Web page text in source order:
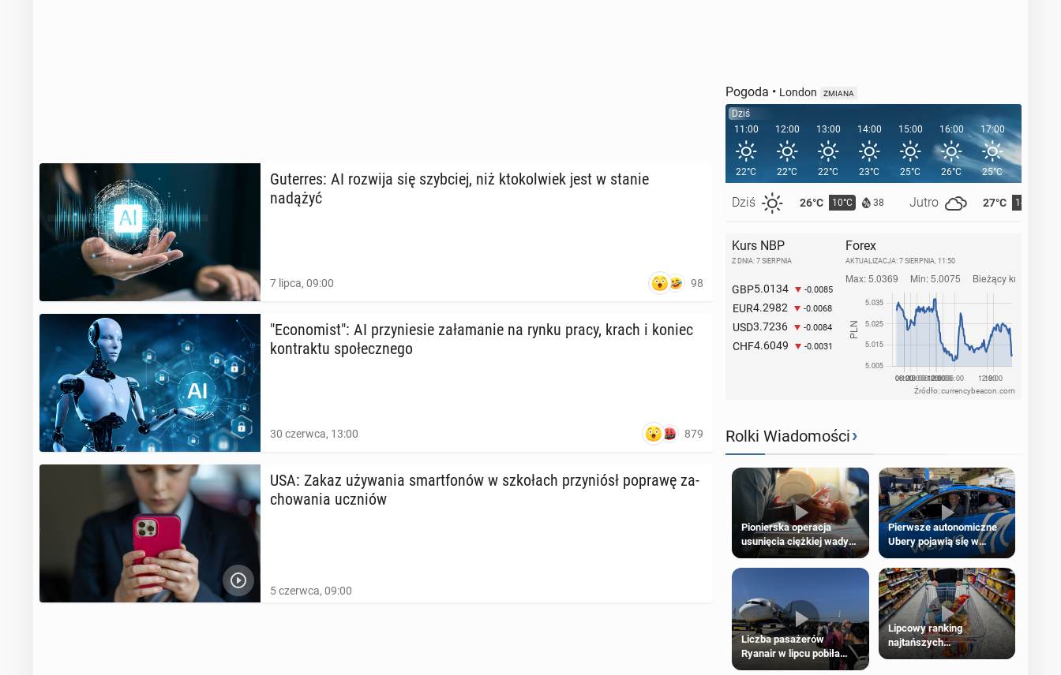
Gu­ter­res: AI rozwija się szyb­ciej, niż kto­kol­wiek jest w stanie
nadążyć
7 lipca, 09:00 98
"Eco­no­mist": AI przy­nie­sie za­ła­ma­nie na rynku pracy, krach i koniec
kon­trak­tu spo­łecz­ne­go
30 czerwca, 13:00 879
USA: Zakaz uży­wa­nia smart­fo­nów w szko­łach przy­niósł poprawę za­
cho­wa­nia uczniów
5 czerwca, 09:00
Pogoda • London ZMIANA
Dziś
11:00
22°C
Dziś 26°C 10°C 38 Jutro 27°C 14°C
12:00
22°C
13:00
22°C
14:00
23°C
15:00
25°C
16:00
26°C
17:00
25°C
18:00
Kurs NBP
Z DNIA: 7 SIERPNIA
GBP5.0134 -0.0085
EUR4.2982 -0.0068
USD3.7236 -0.0084
CHF4.6049 -0.0031
Forex
AKTUALIZACJA: 7 SIERPNIA, 11:50
Źródło: currencybeacon.com
Rolki Wiadomości›
Pionierska operacja
usunięcia ciężkiej wady
wrodzonej płodu w łonie
matki
Pierwsze autonomiczne
Ubery pojawią się w
Londynie jeszcze tego
lata
Liczba pasażerów
Ryanair w lipcu pobiła
rekord
Lipcowy ranking
najtańszych
supermarketów